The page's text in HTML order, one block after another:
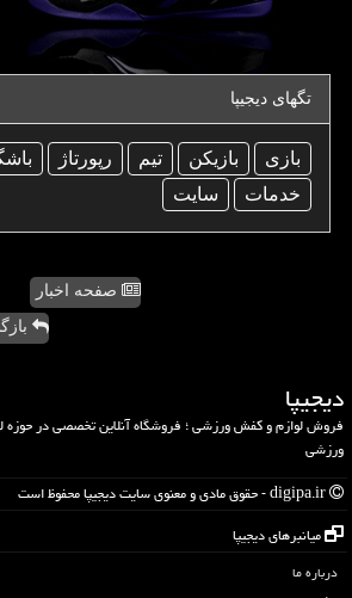
تگهای دیجیپا
بازی بازیكن تیم رپورتاژ
خدمات
سایت
صفحه اخبار
دیجیپا
فروش لوازم و کفش ورزشی ؛ فروشگاه آنلاین تخصصی در
ورزشی
میانبرهای دیجیپا
درباره ما